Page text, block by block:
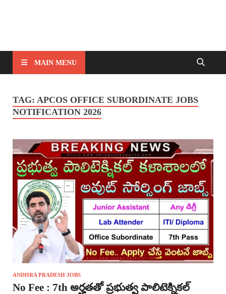
MAIN MENU
TAG: APCOS OFFICE SUBORDINATE JOBS
NOTIFICATION 2026
ANDHRA PRADESH JOBS
No Fee : 7th అర్హతతో ప్రభుత్వ పాలిటెక్నికల్